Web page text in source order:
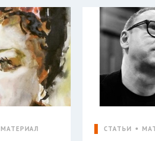
МАТЕРИАЛ СТАТЬИ